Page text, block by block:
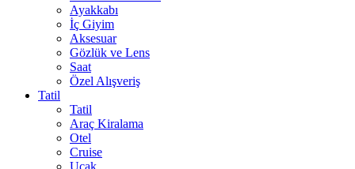
Ayakkabı
İç Giyim
Aksesuar
Gözlük ve Lens
Saat
Özel Alışveriş
Tatil
Tatil
Araç Kiralama
Otel
Cruise
Uçak